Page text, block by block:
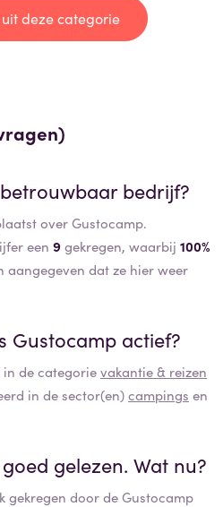
deze categorie
bedrijf?
over Gustocamp.
een 9gekregen, waarbij 100%
aangegeven dat ze hier weer
Gustocamp actief?
de categorievakantie & reizen
in de sector(en)campings en
gelezen. Wat nu?
gekregen door deGustocamp